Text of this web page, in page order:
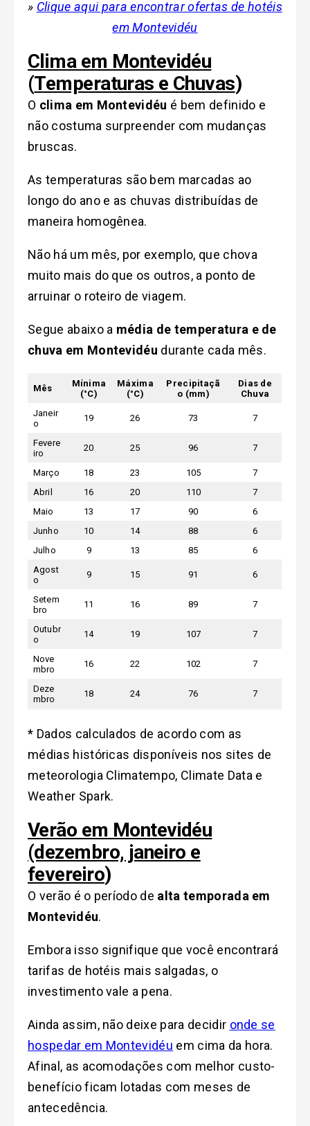
» Clique aqui para encontrar ofertas de hotéis
em Montevidéu
Clima em Montevidéu
(Temperaturas e Chuvas)
O clima em Montevidéu é bem definido e
não costuma surpreender com mudanças
bruscas.
As temperaturas são bem marcadas ao
longo do ano e as chuvas distribuídas de
maneira homogênea.
Não há um mês, por exemplo, que chova
muito mais do que os outros, a ponto de
arruinar o roteiro de viagem.
Segue abaixo a média de temperatura e de
chuva em Montevidéu durante cada mês.
Mês
Mínima
(°C)
Máxima
(°C)
Precipitaçã
o (mm)
Dias de
Chuva
Janeir
o
19 26 73 7
Fevere
iro
20 25 96 7
Março 18 23 105
7
Abril
16 20 110
7
Maio
13 17 90
6
Junho
10 14 88
6
Julho
9 13 85
6
Agost
o
9 15 91 6
Setem
bro
11 16 89 7
Outubr
o
14 19 107 7
Nove
mbro
16 22 102 7
Deze
mbro
18 24 76 7
* Dados calculados de acordo com as
médias históricas disponíveis nos sites de
meteorologia Climatempo, Climate Data e
Weather Spark.
Verão em Montevidéu
(dezembro, janeiro e
fevereiro)
O verão é o período de alta temporada em
Montevidéu.
Embora isso signifique que você encontrará
tarifas de hotéis mais salgadas, o
investimento vale a pena.
Ainda assim, não deixe para decidir onde se
hospedar em Montevidéu em cima da hora.
Afinal, as acomodações com melhor custo-
benefício ficam lotadas com meses de
antecedência.